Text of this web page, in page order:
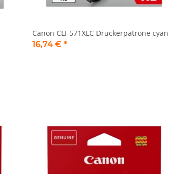
Canon CLI-571XLC Druckerpatrone cyan
16,74 € *